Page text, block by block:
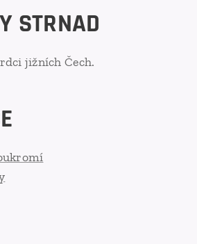
STRNAD
jižních Čech.